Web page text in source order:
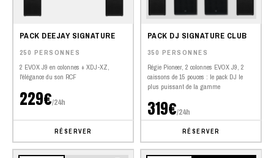
PACK DEEJAY SIGNATURE
250 PERSONNES
2 EVOX J9 en colonnes + XDJ-XZ,
l'élégance du son RCF
229€/24h
RÉSERVER
PACK DJ SIGNATURE CLUB
350 PERSONNES
Régie Pioneer, 2 colonnes EVOX J9, 2
caissons de 15 pouces : le pack DJ le
plus puissant de la gamme
319€/24h
RÉSERVER